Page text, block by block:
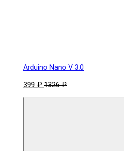
Arduino Nano V 3.0
399 ₽ 1326 ₽